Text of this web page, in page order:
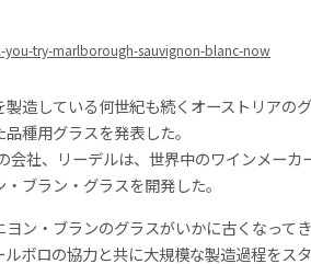
try-marlborough-sauvignon-blanc-now
造している何世紀も続くオーストリアの
種用グラスを発表した。
会社、リーデルは、世界中のワインメーカ
ブラン・グラスを開発した。
ン・ブランのグラスがいかに古くなって
ボロの協力と共に大規模な製造過程をスタ